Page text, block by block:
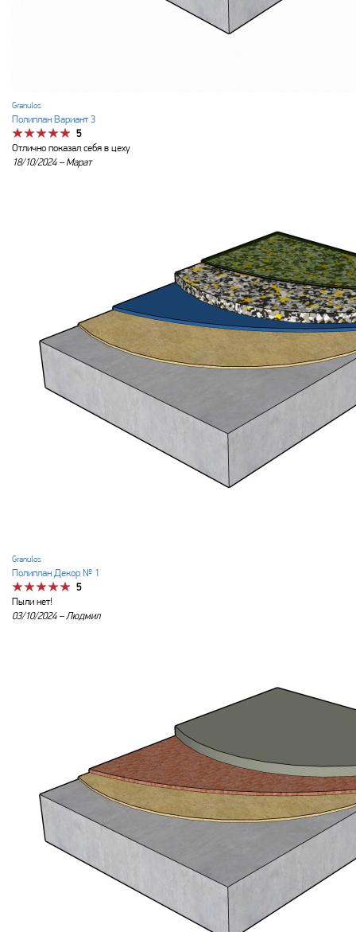
Granulos
Полиплан Вариант 3
5
Отлично показал себя в цеху
18/10/2024 –Марат
Granulos
Полиплан Декор № 1
5
Пыли нет!
03/10/2024 –Людмил